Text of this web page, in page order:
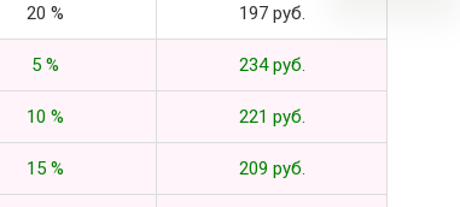
20 % 197 руб.
5 % 234 руб.
10 % 221 руб.
15 % 209 руб.